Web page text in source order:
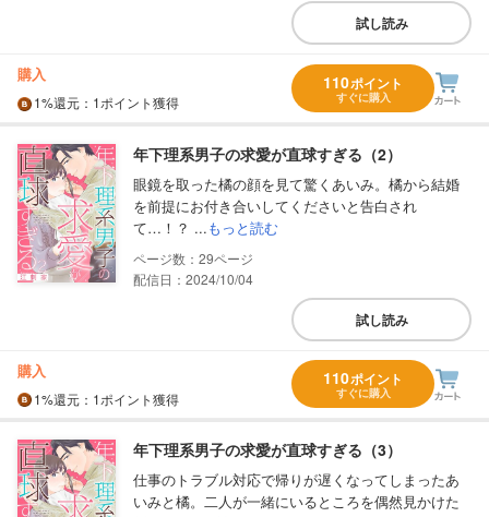
試し読み
購入
1%還元 ：1ポイント獲得
110ポイント
すぐに購入
年下理系男子の求愛が直球すぎる（2）
眼鏡を取った橘の顔を見て驚くあいみ。橘から結婚
を前提にお付き合いしてくださいと告白され
て…！？ ...もっと読む
29
配信日：2024/10/04
試し読み
購入
1%還元 ：1ポイント獲得
110ポイント
すぐに購入
年下理系男子の求愛が直球すぎる（3）
仕事のトラブル対応で帰りが遅くなってしまったあ
いみと橘。二人が一緒にいるところを偶然見かけた